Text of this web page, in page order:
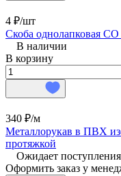
4 ₽/шт
Скоба однолапковая СО
В наличии
В корзину
340 ₽/м
Металлорукав в ПВХ
протяжкой
Ожидает поступления
Оформить заказ у